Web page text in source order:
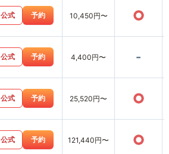
公式 予約 10,450円〜 ○
公式 予約 4,400円〜 -
公式 予約 25,520円〜 ○
公式 予約 121,440円〜 ○